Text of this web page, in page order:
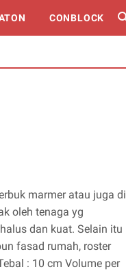
CONBLOCK
marmer atau juga di
oleh tenaga yg
dan kuat. Selain itu
fasad rumah, roster
: 10 cm Volume per